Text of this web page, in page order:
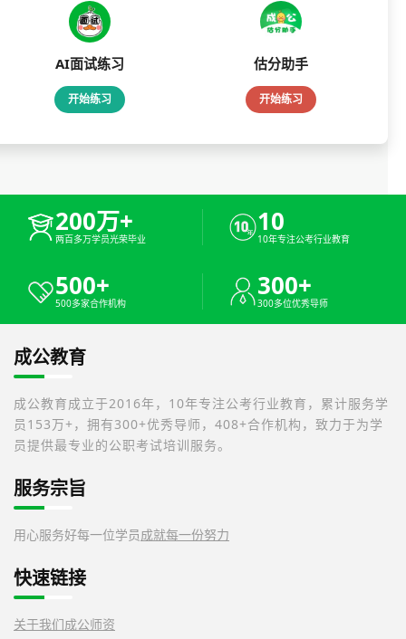
AI面试练习
开始练习
估分助手
开始练习
200万+
两百多万学员光荣毕业
10
10年专注公考行业教育
500+
500多家合作机构
300+
300多位优秀导师
成公教育
成公教育成立于2016年，10年专注公考行业教育，累计服务学
员153万+，拥有300+优秀导师，408+合作机构，致力于为学
员提供最专业的公职考试培训服务。
服务宗旨
用心服务好每一位学员成就每一份努力
快速链接
关于我们成公师资